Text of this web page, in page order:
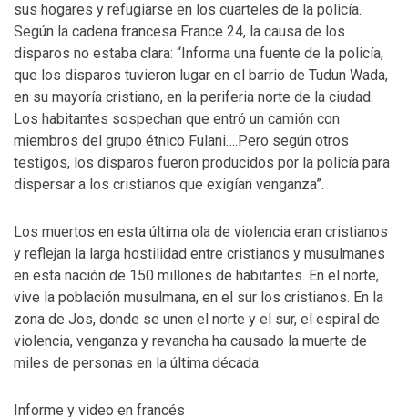
sus hogares y refugiarse en los cuarteles de la policía.
Según la cadena francesa France 24, la causa de los
disparos no estaba clara: “Informa una fuente de la policía,
que los disparos tuvieron lugar en el barrio de Tudun Wada,
en su mayoría cristiano, en la periferia norte de la ciudad.
Los habitantes sospechan que entró un camión con
miembros del grupo étnico Fulani….Pero según otros
testigos, los disparos fueron producidos por la policía para
dispersar a los cristianos que exigían venganza”.
Los muertos en esta última ola de violencia eran cristianos
y reflejan la larga hostilidad entre cristianos y musulmanes
en esta nación de 150 millones de habitantes. En el norte,
vive la población musulmana, en el sur los cristianos. En la
zona de Jos, donde se unen el norte y el sur, el espiral de
violencia, venganza y revancha ha causado la muerte de
miles de personas en la última década.
Informe y video en francés